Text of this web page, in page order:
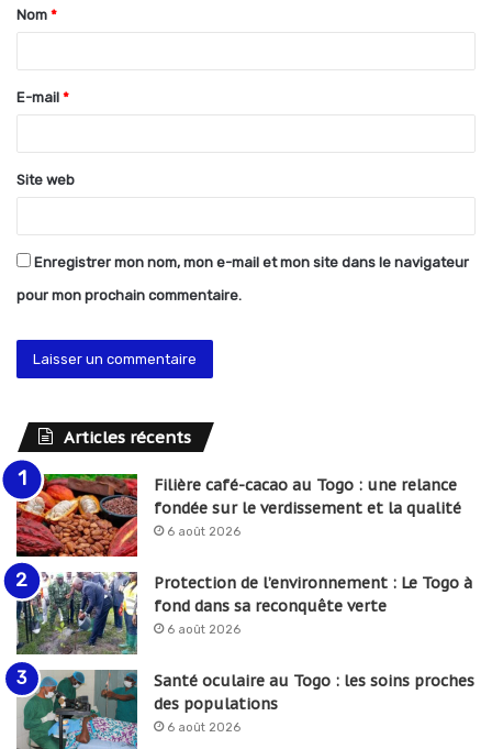
a
e
*
Nom *
E-mail *
Site web
Enregistrer mon nom, mon e-mail et mon site dans le navigateur
pour mon prochain commentaire.
Articles récents
Filière café-cacao au Togo : une relance
fondée sur le verdissement et la qualité
6 août 2026
Protection de l’environnement : Le Togo à
fond dans sa reconquête verte
6 août 2026
Santé oculaire au Togo : les soins proches
des populations
6 août 2026